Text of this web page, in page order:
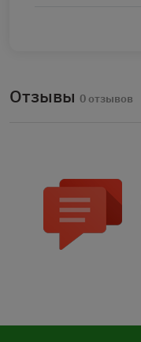
Отзывы 0 отзывов